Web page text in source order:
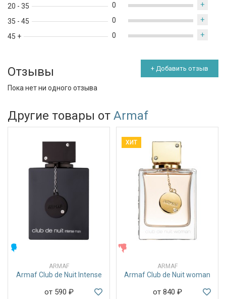
20 - 35
35 - 45
45 +
0 +
0 +
0 +
Отзывы + Добавить отзыв
Пока нет ни одного отзыва
Другие товары от Armaf
ARMAF
Armaf Club de Nuit Intense
от 590 ₽
ХИТ
ARMAF
Armaf Club de Nuit woman
от 840 ₽